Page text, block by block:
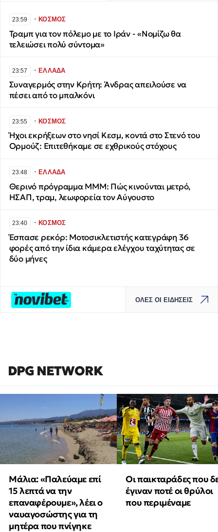
23:59 ∙ΚΟΣΜΟΣ
Τραμπ για τον πόλεμο με το Ιράν - «Νομίζω θα
τελειώσει πολύ σύντομα»
23:57 ∙ΕΛΛΑΔΑ
Συναγερμός στην Κρήτη: Άνδρας απειλούσε να
πέσει από το μπαλκόνι
23:55 ∙ΚΟΣΜΟΣ
Ήχοι εκρήξεων στο νησί Κεσμ, κοντά στο Στενό του
Ορμούζ: Επιτεθήκαμε σε εχθρικούς στόχους
23:48 ∙ΕΛΛΑΔΑ
Θερινό πρόγραμμα ΜΜΜ: Πώς κινούνται μετρό,
ΗΣΑΠ, τραμ, λεωφορεία τον Αύγουστο
23:40 ∙ΚΟΣΜΟΣ
Έσπασε ρεκόρ: Μοτοσικλετιστής κατεγράφη 36
φορές από την ίδια κάμερα ελέγχου ταχύτητας σε
δύο μήνες
ΟΛΕΣ ΟΙ ΕΙΔΗΣΕΙΣ
DPG NETWORK
Μάλια: «Παλεύαμε επί
15 λεπτά να την
επαναφέρουμε», λέει ο
ναυαγοσώστης για τη
μητέρα που πνίγηκε
Οι παικταράδες που
έγιναν ποτέ οι θρύλοι
που περιμέναμε